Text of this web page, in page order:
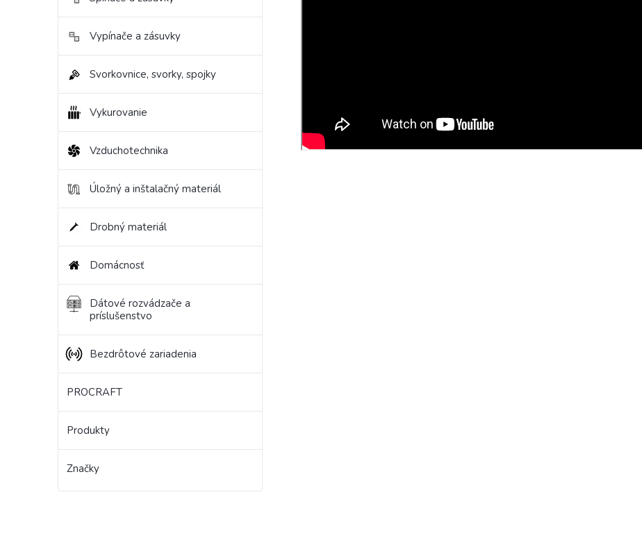
Vypínače a zásuvky
Svorkovnice, svorky, spojky
Vykurovanie
Vzduchotechnika
Úložný a inštalačný materiál
Drobný materiál
Domácnosť
Dátové rozvádzače a
príslušenstvo
Bezdrôtové zariadenia
PROCRAFT
Produkty
Značky